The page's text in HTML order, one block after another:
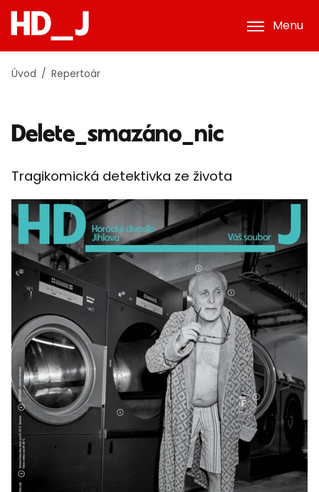
Menu
Úvod Repertoár
Delete_smazáno_nic
Tragikomická detektivka ze života